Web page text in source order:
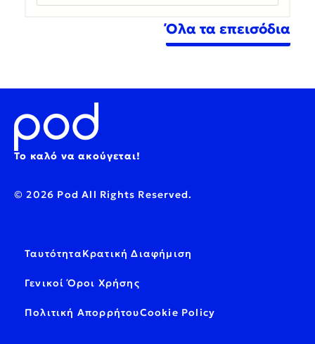
Όλα τα επεισόδια
Το καλό να ακούγεται!
© 2026 Pod All Rights Reserved.
ΤαυτότηταΚρατική Διαφήμιση
Γενικοί Όροι Χρήσης
Πολιτική ΑπορρήτουCookie Policy